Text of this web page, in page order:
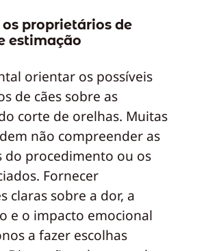
proprietários de
estimação
orientar os possíveis
de cães sobre as
corte de orelhas. Muitas
não compreender as
do procedimento ou os
Fornecer
claras sobre a dor, a
e o impacto emocional
a fazer escolhas